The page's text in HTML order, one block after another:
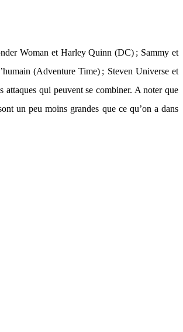
Woman et Harley Quinn (DC) ; Sammy et
(Adventure Time) ; Steven Universe et
attaques qui peuvent se combiner. A noter que
un peu moins grandes que ce qu’on a dans